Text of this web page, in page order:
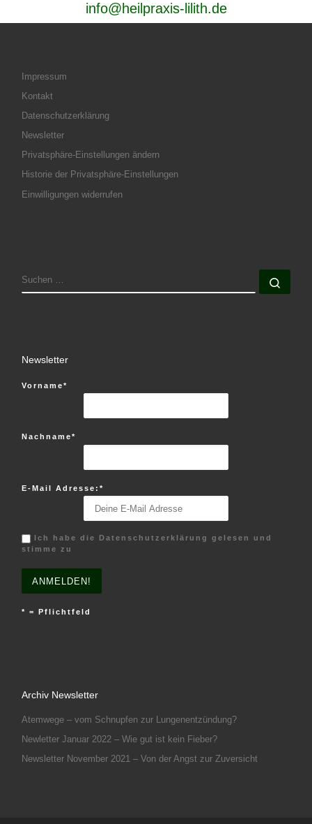
info@heilpraxis-lilith.de
Impressum
Kontakt
Datenschutzerklärung
Newsletter
Privatsphäre-Einstellungen ändern
Historie der Privatsphäre-Einstellungen
Einwilligungen widerrufen
SUCHE
Newsletter
Vorname*
Nachname*
E-Mail Adresse:*
Ich habe die Datenschutzerklärung gelesen und
stimme zu
* = Pflichtfeld
Archiv Newsletter
Atemwege – vom Schnupfen zur Lungenentzündung?
Newletter Januar 2022 – Wie gut ist kein Fieber?
Newsletter November 2021 – Von der Angst zur Zuversicht